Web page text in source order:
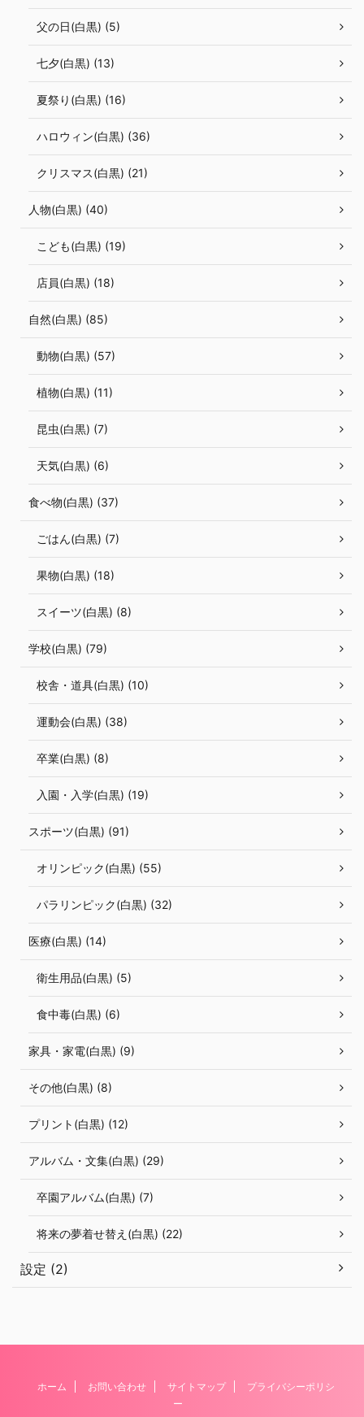
父の日(白黒) (5)
七夕(白黒) (13)
夏祭り(白黒) (16)
ハロウィン(白黒) (36)
クリスマス(白黒) (21)
人物(白黒) (40)
こども(白黒) (19)
店員(白黒) (18)
自然(白黒) (85)
動物(白黒) (57)
植物(白黒) (11)
昆虫(白黒) (7)
天気(白黒) (6)
食べ物(白黒) (37)
ごはん(白黒) (7)
果物(白黒) (18)
スイーツ(白黒) (8)
学校(白黒) (79)
校舎・道具(白黒) (10)
運動会(白黒) (38)
卒業(白黒) (8)
入園・入学(白黒) (19)
スポーツ(白黒) (91)
オリンピック(白黒) (55)
パラリンピック(白黒) (32)
医療(白黒) (14)
衛生用品(白黒) (5)
食中毒(白黒) (6)
家具・家電(白黒) (9)
その他(白黒) (8)
プリント(白黒) (12)
アルバム・文集(白黒) (29)
卒園アルバム(白黒) (7)
将来の夢着せ替え(白黒) (22)
設定 (2)
ホーム お問い合わせ サイトマップ
プライバシーポリシ
ー